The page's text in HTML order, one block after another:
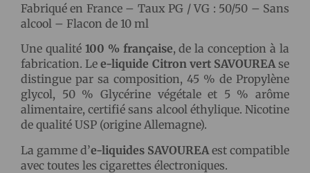
Fabriqué en France – Taux PG / VG : 50/50 – Sans
alcool – Flacon de 10 ml
Une qualité 100 % française, de la conception à la
fabrication. Le e-liquide Citron vert SAVOUREAse
distingue par sa composition, 45 % de Propylène
glycol, 50 % Glycérine végétale et 5 % arôme
alimentaire, certifié sans alcool éthylique. Nicotine
de qualité USP (origine Allemagne).
La gamme d’e-liquides SAVOUREA est compatible
avec toutes les cigarettes électroniques.